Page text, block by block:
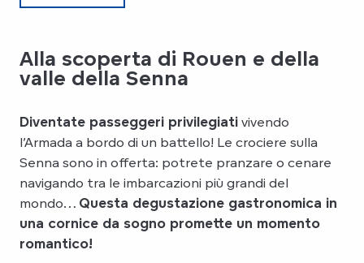
Alla scoperta di Rouen e della
valle della Senna
Diventate passeggeri privilegiati vivendo
l’Armada a bordo di un battello! Le crociere sulla
Senna sono in offerta: potrete pranzare o cenare
navigando tra le imbarcazioni più grandi del
mondo… Questa degustazione gastronomica in
una cornice da sogno promette un momento
romantico!